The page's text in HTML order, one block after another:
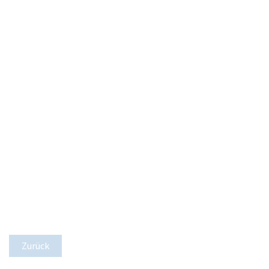
Zurück